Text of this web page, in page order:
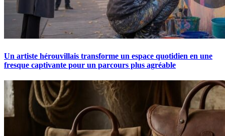
Un artiste hérouvillais transforme un espace quotidien en une
fresque captivante pour un parcours plus agréable